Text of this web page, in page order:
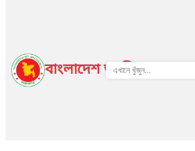
বাংলাদেশ জাতীয় তথ্য